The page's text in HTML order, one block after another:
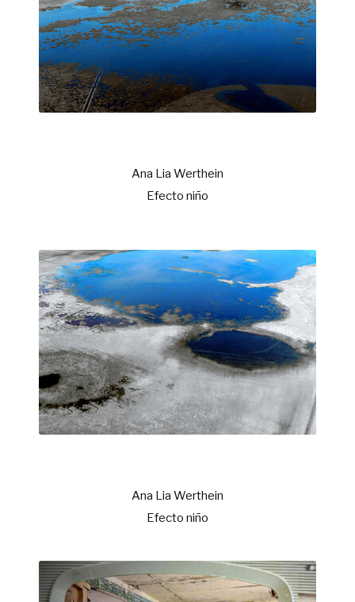
Ana Lia Werthein
Efecto niño
Ana Lia Werthein
Efecto niño